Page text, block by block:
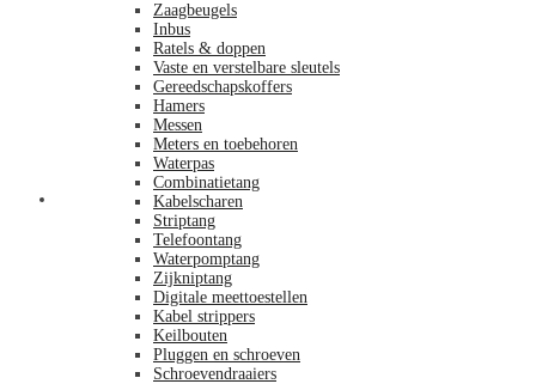
Zaagbeugels
Inbus
Ratels & doppen
Vaste en verstelbare sleutels
Gereedschapskoffers
Hamers
Messen
Meters en toebehoren
Waterpas
Combinatietang
Kabelscharen
Striptang
Telefoontang
Waterpomptang
Zijkniptang
Digitale meettoestellen
Kabel strippers
Keilbouten
Pluggen en schroeven
Schroevendraaiers